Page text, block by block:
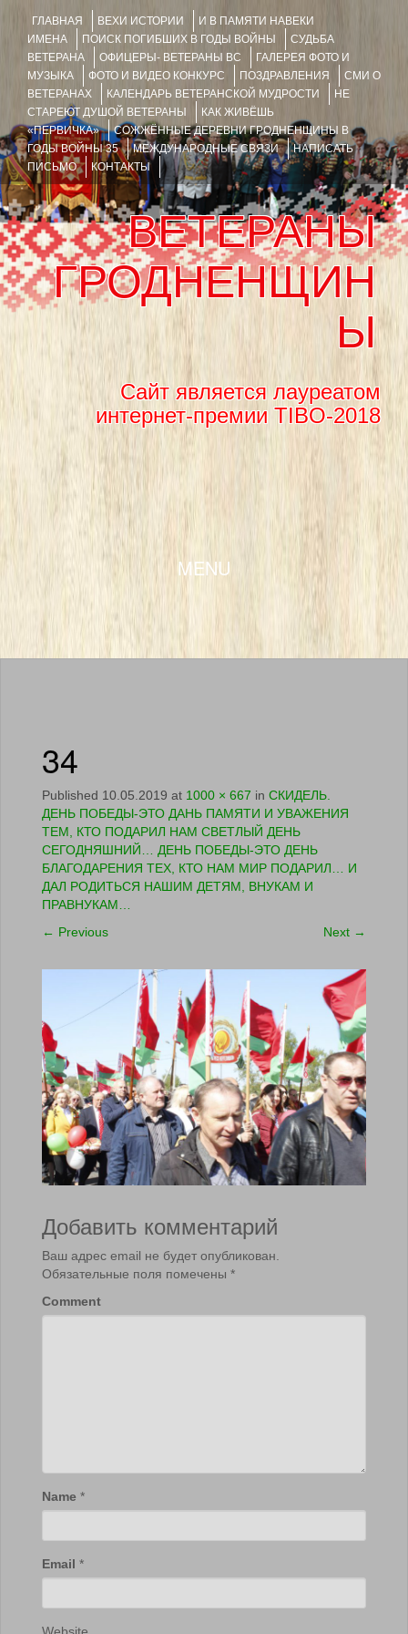
ГЛАВНАЯ ВЕХИ ИСТОРИИ
И В ПАМЯТИ НАВЕКИ
ИМЕНА
ПОИСК ПОГИБШИХ В ГОДЫ ВОЙНЫ
СУДЬБА
ВЕТЕРАНА
ОФИЦЕРЫ- ВЕТЕРАНЫ ВС
ГАЛЕРЕЯ ФОТО И
МУЗЫКА
ФОТО И ВИДЕО КОНКУРС ПОЗДРАВЛЕНИЯ
СМИ О
ВЕТЕРАНАХ
КАЛЕНДАРЬ ВЕТЕРАНСКОЙ МУДРОСТИ
НЕ
СТАРЕЮТ ДУШОЙ ВЕТЕРАНЫ
КАК ЖИВЁШЬ
«ПЕРВИЧКА»
СОЖЖЁННЫЕ ДЕРЕВНИ ГРОДНЕНЩИНЫ В
ГОДЫ ВОЙНЫ 35
МЕЖДУНАРОДНЫЕ СВЯЗИ
НАПИСАТЬ
ПИСЬМО
КОНТАКТЫ
ВЕТЕРАНЫ
ГРОДНЕНЩИН
Ы
Сайт является лауреатом
интернет-премии TIBO-2018
MENU
SKIP TO CONTENT
34
Published 10.05.2019 at 1000 × 667 in СКИДЕЛЬ.
ДЕНЬ ПОБЕДЫ-ЭТО ДАНЬ ПАМЯТИ И УВАЖЕНИЯ
ТЕМ, КТО ПОДАРИЛ НАМ СВЕТЛЫЙ ДЕНЬ
СЕГОДНЯШНИЙ… ДЕНЬ ПОБЕДЫ-ЭТО ДЕНЬ
БЛАГОДАРЕНИЯ ТЕХ, КТО НАМ МИР ПОДАРИЛ… И
ДАЛ РОДИТЬСЯ НАШИМ ДЕТЯМ, ВНУКАМ И
ПРАВНУКАМ…
← Previous Next →
Добавить комментарий
Ваш адрес email не будет опубликован.
Обязательные поля помечены *
Comment
Name *
Email *